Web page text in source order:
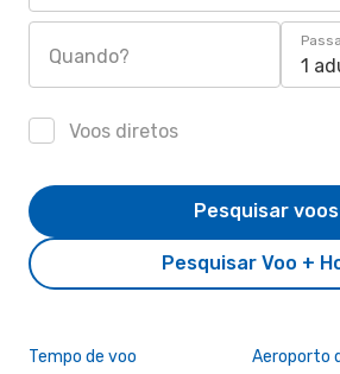
Quando? 1
Voos diretos
Pesquisar Voo +
Pesquisar voos
Tempo de voo Aeroporto